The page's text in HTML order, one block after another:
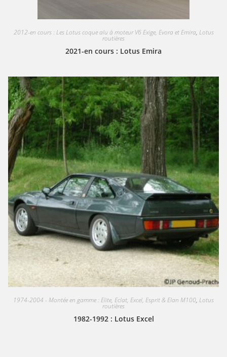
2012-en cours : Les Lotus coque alu à moteur V6 Exige, Evora et Emira, Lotus
routières
2021-en cours : Lotus Emira
1974-2004 - Montée en gamme : Elite, Eclat, Excel, Esprit & Elan M100, Lotus
routières
1982-1992 : Lotus Excel